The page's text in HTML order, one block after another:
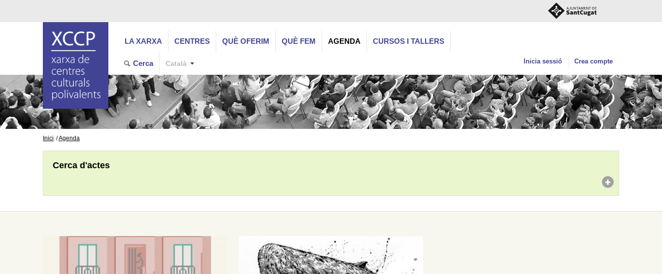
LA XARXA CENTRES QUÈ OFERIM QUÈ FEM AGENDA CURSOS I TALLERS
Cerca Català Inicia sessió Crea compte
Inici Agenda
Cerca d'actes